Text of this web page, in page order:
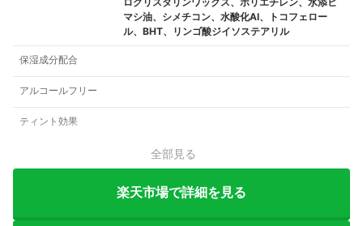
マシ油、シメチコン、水酸化Al、トコフェロー
ル、BHT、リンゴ酸ジイソステアリル
保湿成分配合
アルコールフリー
ティント効果
全部見る
楽天市場で詳細を見る